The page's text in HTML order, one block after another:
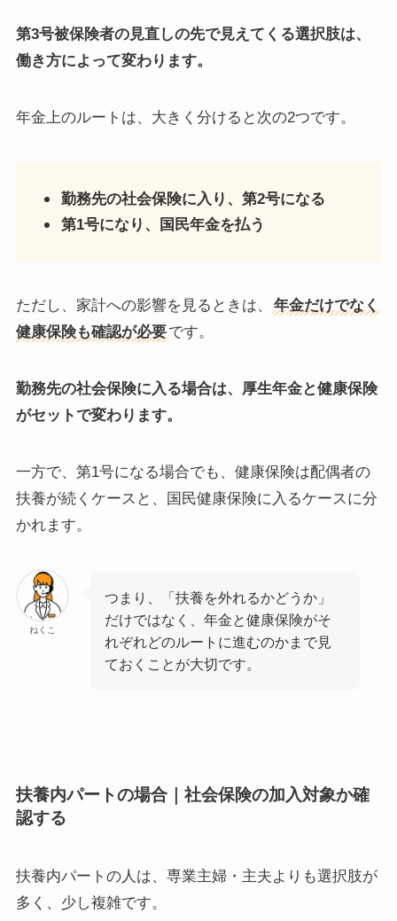
第3号被保険者の見直しの先で見えてくる選択肢は、
働き方によって変わります。
年金上のルートは、大きく分けると次の2つです。
勤務先の社会保険に入り、第2号になる
第1号になり、国民年金を払う
ただし、家計への影響を見るときは、
年金だけでなく
健康保険も確認が必要です。
勤務先の社会保険に入る場合は、厚生年金と健康保険
がセットで変わります。
一方で、第1号になる場合でも、健康保険は配偶者の
扶養が続くケースと、国民健康保険に入るケースに分
かれます。
ねくこ
つまり、「扶養を外れるかどうか」
だけではなく、年金と健康保険がそ
れぞれどのルートに進むのかまで見
ておくことが大切です。
扶養内パートの場合｜社会保険の加入対象か確
認する
扶養内パートの人は、専業主婦・主夫よりも選択肢が
多く、少し複雑です。